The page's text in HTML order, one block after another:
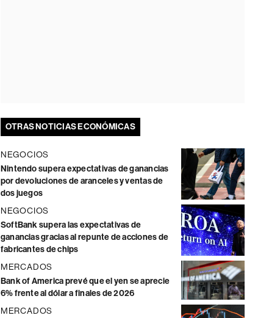
OTRAS NOTICIAS ECONÓMICAS
NEGOCIOS
Nintendo supera expectativas de ganancias
por devoluciones de aranceles y ventas de
dos juegos
NEGOCIOS
SoftBank supera las expectativas de
ganancias gracias al repunte de acciones de
fabricantes de chips
MERCADOS
Bank of America prevé que el yen se aprecie
6% frente al dólar a finales de 2026
MERCADOS